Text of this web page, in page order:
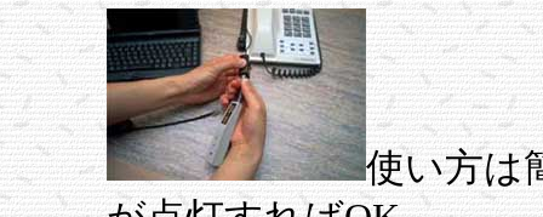
使い方は